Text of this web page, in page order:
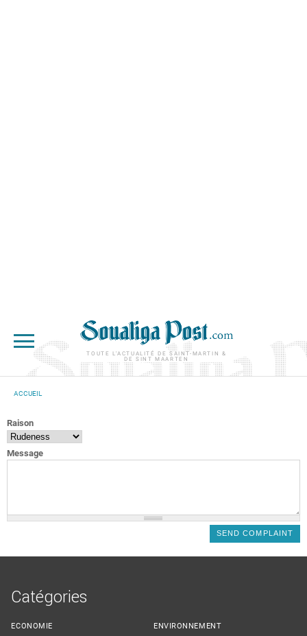
TOUTE L'ACTUALITÉ DE SAINT-MARTIN &
DE SINT MAARTEN
ACCUEIL
Raison
Message
Catégories
ECONOMIE
ENVIRONNEMENT